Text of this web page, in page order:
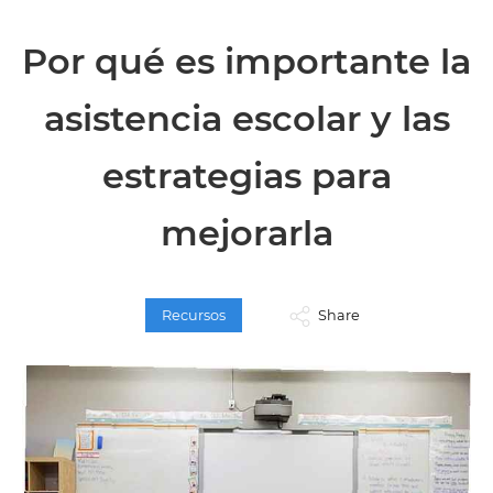
Por qué es importante la
asistencia escolar y las
estrategias para
mejorarla
Recursos Share